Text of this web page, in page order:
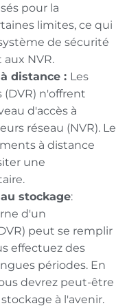
pour la
limites, ce qui
de sécurité
NVR.
distance : Les
n'offrent
d'accès à
réseau (NVR). Le
à distance
une
stockage:
d'un
peut se remplir
effectuez des
périodes. En
devrez peut-être
à l'avenir.